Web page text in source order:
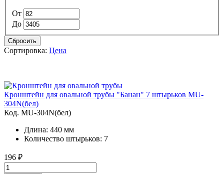
От
До
Сбросить
Сортировка: Цена
Кронштейн для овальной трубы "Банан" 7 штырьков MU-
304N(бел)
Код. MU-304N(бел)
Длина: 440 мм
Количество штырьков: 7
196 ₽